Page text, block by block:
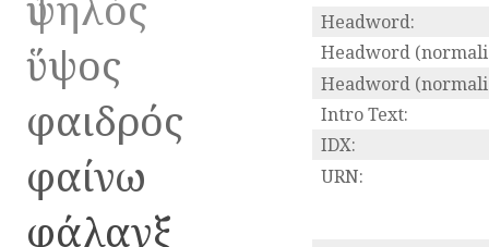
ὕψος
φαιδρός
φαίνω
φάλαγξ
Headword:
Headword
Headword
Intro Text:
IDX:
URN: